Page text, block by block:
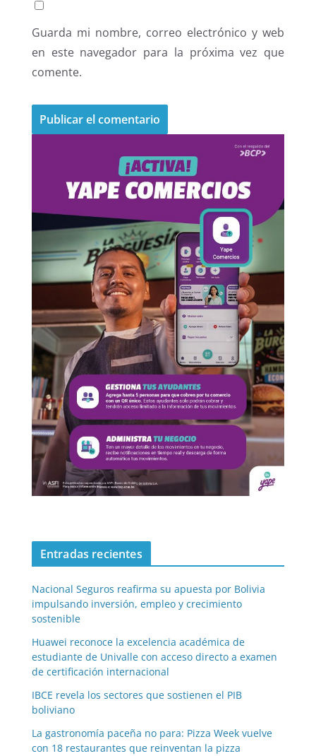
Guarda mi nombre, correo electrónico y web
en este navegador para la próxima vez que
comente.
Entradas recientes
Nacional Seguros reafirma su apuesta por Bolivia
impulsando inversión, empleo y crecimiento
sostenible
Huawei reconoce la excelencia académica de
estudiante de Univalle con acceso directo a examen
de certificación internacional
IBCE revela los sectores que sostienen el PIB
boliviano
La gastronomía paceña no para: Pizza Week vuelve
con 18 restaurantes que reinventan la pizza